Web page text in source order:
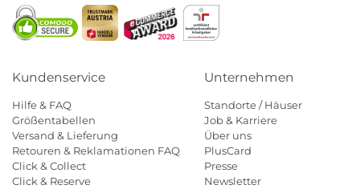
Kundenservice
Hilfe & FAQ
Größentabellen
Versand & Lieferung
Retouren & Reklamationen FAQ
Click & Collect
Click & Reserve
Unternehmen
Standorte / Häuser
Job & Karriere
Über uns
PlusCard
Presse
Newsletter